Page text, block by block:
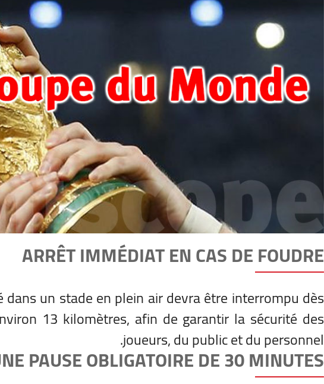
ARRÊT IMMÉDIAT EN CAS DE FOUDRE
un stade en plein air devra être interrompu dès
13 kilomètres, afin de garantir la sécurité des
joueurs, du public et du personnel.
PAUSE OBLIGATOIRE DE 30 MINUTES